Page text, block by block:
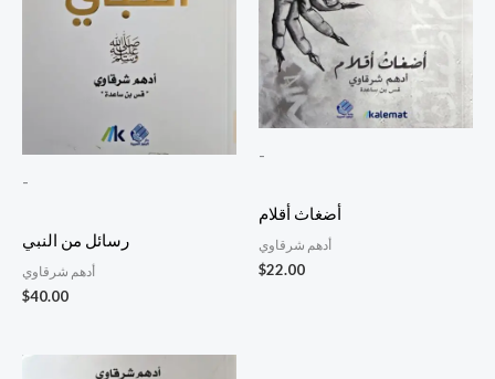
-
رسائل من النبي
أدهم شرقاوي
$40.00
-
أضغاث أقلام
أدهم شرقاوي
$22.00